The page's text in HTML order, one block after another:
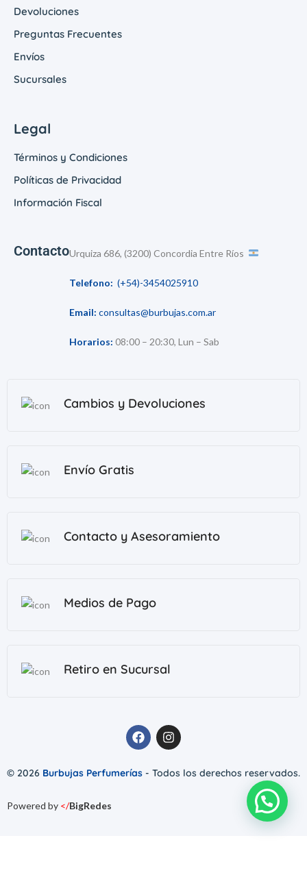
Devoluciones
Preguntas Frecuentes
Envíos
Sucursales
Legal
Términos y Condiciones
Políticas de Privacidad
Información Fiscal
ContactoUrquiza 686, (3200) Concordia Entre Ríos
Telefono: (+54)-3454025910
Email: consultas@burbujas.com.ar
Horarios: 08:00 – 20:30, Lun – Sab
Cambios y Devoluciones
Envío Gratis
Contacto y Asesoramiento
Medios de Pago
Retiro en Sucursal
© 2026 Burbujas Perfumerías - Todos los derechos reservados.
Powered by </BigRedes